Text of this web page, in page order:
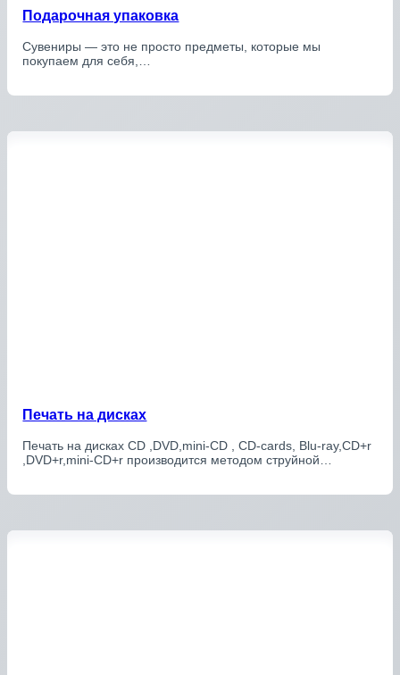
Подарочная упаковка
Сувениры — это не просто предметы, которые мы
покупаем для себя,…
Печать на дисках
Печать на дисках CD ,DVD,mini-CD , CD-cards, Blu-ray,CD+r
,DVD+r,mini-CD+r производится методом струйной…